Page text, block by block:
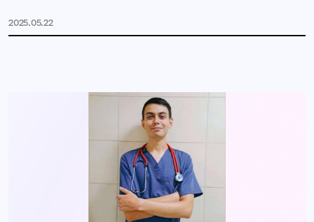
2025.05.22